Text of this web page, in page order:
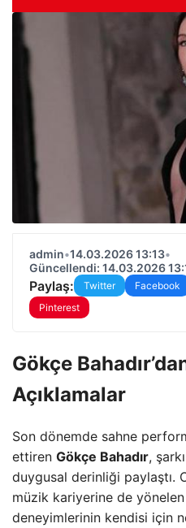
admin•14.03.2026 13:13•
Güncellendi: 14.03.2026
Paylaş: Twitter Facebook
Pinterest
Gökçe
Açıklamalar
Son dönemde sahne
ettiren Gökçe Bahadır,
duygusal derinliği paylaştı.
müzik kariyerine de yönelen
deneyimlerinin kendisi için